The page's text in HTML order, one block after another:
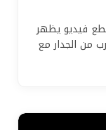
فيديو يظهر
من الجدار مع